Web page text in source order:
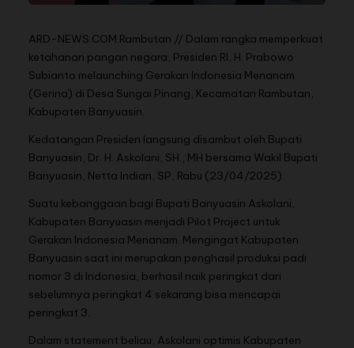
ARD-NEWS.COM.Rambutan // Dalam rangka memperkuat
ketahanan pangan negara, Presiden RI, H. Prabowo
Subianto melaunching Gerakan Indonesia Menanam
(Gerina) di Desa Sungai Pinang, Kecamatan Rambutan,
Kabupaten Banyuasin.
Kedatangan Presiden langsung disambut oleh Bupati
Banyuasin, Dr. H. Askolani, SH., MH bersama Wakil Bupati
Banyuasin, Netta Indian, SP, Rabu (23/04/2025).
Suatu kebanggaan bagi Bupati Banyuasin Askolani,
Kabupaten Banyuasin menjadi Pilot Project untuk
Gerakan Indonesia Menanam. Mengingat Kabupaten
Banyuasin saat ini merupakan penghasil produksi padi
nomor 3 di Indonesia, berhasil naik peringkat dari
sebelumnya peringkat 4 sekarang bisa mencapai
peringkat 3.
Dalam statement beliau, Askolani optimis Kabupaten